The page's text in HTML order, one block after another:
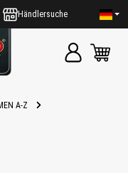
Händlersuche
A-Z